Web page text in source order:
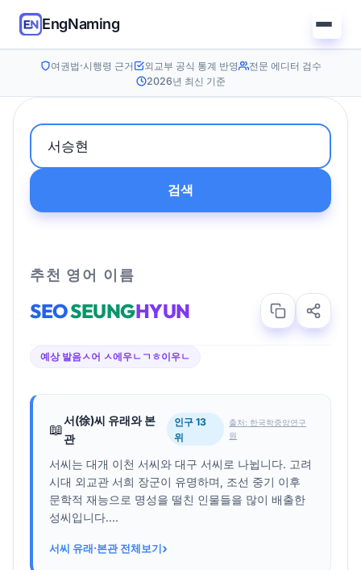
EngNaming
여권법·시행령 근거 외교부 공식 통계 반영
전문 에디터 검수
2026년 최신 기준
검색
추천 영어 이름
SEOSEUNGHYUN
예상 발음ㅅ어 ㅅ에우ㄴㄱㅎ이우ㄴ
📖
서(徐)씨 유래와 본
관
인구 13
위
출처: 한국학중앙연구
원
서씨는 대개 이천 서씨와 대구 서씨로 나뉩니다. 고려
시대 외교관 서희 장군이 유명하며, 조선 중기 이후
문학적 재능으로 명성을 떨친 인물들을 많이 배출한
성씨입니다....
서씨 유래·본관 전체보기›